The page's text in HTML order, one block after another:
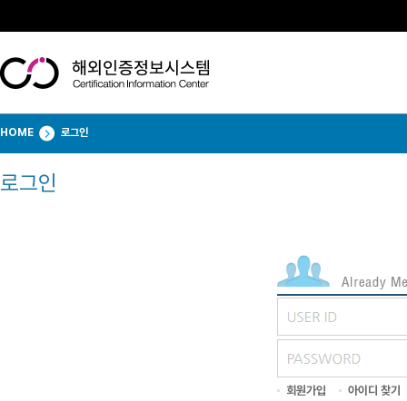
HOME 로그인
로그인
회원가입 아이디 찾기